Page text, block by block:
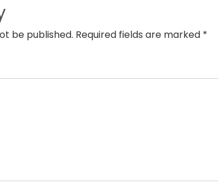
be published. Required fields are marked *